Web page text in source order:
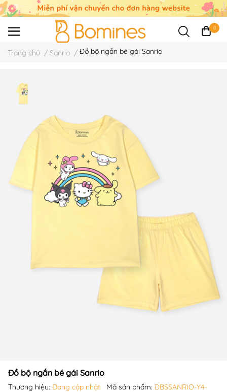
0
Trang chủ / Sanrio / Đồ bộ ngắn bé gái Sanrio
Đồ bộ ngắn bé gái Sanrio
Thương hiệu: Đang cập nhật Mã sản phẩm: DBSSANRIO-Y4-